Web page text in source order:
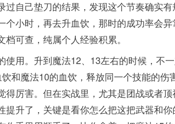
过自己垫刀的结果，发现这个节奏确实
小时，再去升血饮，那时的成功率会异
可查，纯属个人经验积累。
使用。升到魔法12、13左右的时候，不
和魔法10的血饮，释放同一个技能的
得厉害。但在实战里，尤其是团战或者
提升了，关键是看你怎么把这把武器和